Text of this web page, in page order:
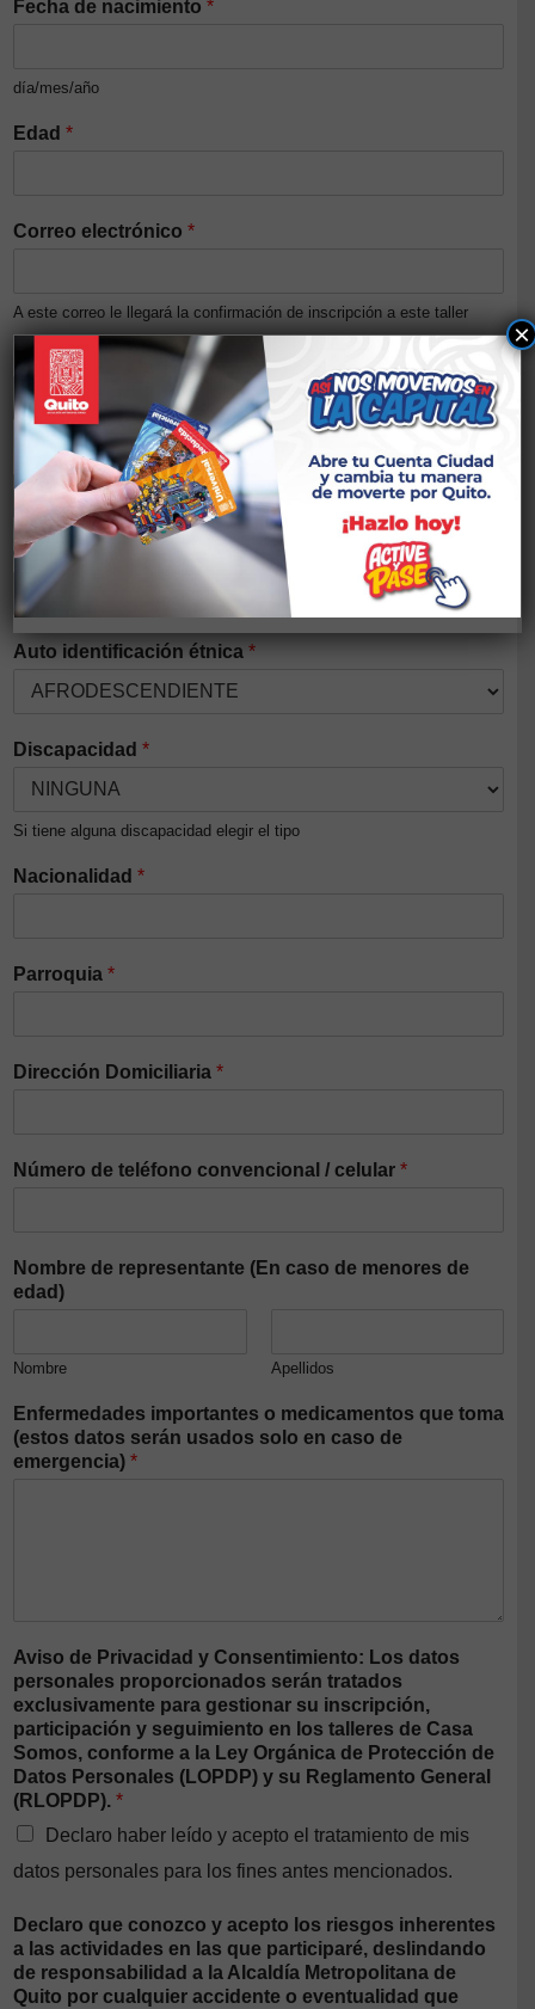
Fecha de nacimiento *
día/mes/año
Edad *
Correo electrónico *
A este correo le llegará la confirmación de inscripción a este taller
Número de cédula/Pasaporte
Nivel de ingresos del núcleo familiar (Opcional)
Género*
Auto identificación étnica *
Discapacidad *
Si tiene alguna discapacidad elegir el tipo
Nacionalidad *
Parroquia *
Dirección Domiciliaria *
Número de teléfono convencional / celular *
Nombre de representante (En caso de menores de
edad)
Nombre Apellidos
Enfermedades importantes o medicamentos que toma
(estos datos serán usados solo en caso de
emergencia) *
Aviso de Privacidad y Consentimiento: Los datos
personales proporcionados serán tratados
exclusivamente para gestionar su inscripción,
participación y seguimiento en los talleres de Casa
Somos, conforme a la Ley Orgánica de Protección de
Datos Personales (LOPDP) y su Reglamento General
(RLOPDP). *
Declaro haber leído y acepto el tratamiento de mis
datos personales para los fines antes mencionados.
Declaro que conozco y acepto los riesgos inherentes
a las actividades en las que participaré, deslindando
de responsabilidad a la Alcaldía Metropolitana de
Quito por cualquier accidente o eventualidad que
×